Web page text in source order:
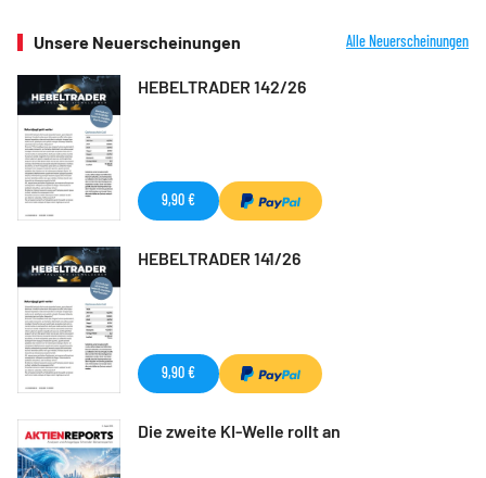
Unsere Neuerscheinungen Alle Neuerscheinungen
HEBELTRADER 142/26
9,90 €
HEBELTRADER 141/26
9,90 €
Die zweite KI-Welle rollt an